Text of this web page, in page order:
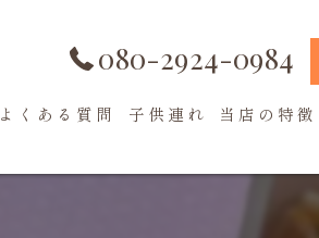
080-2924-0984
よくある質問 子供連れ 当店の特徴